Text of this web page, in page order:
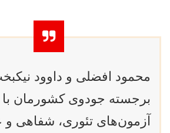
محمود افضلی و داوود
برجسته جودوی کشورمان
آزمون‌های تئوری، شفاهی و